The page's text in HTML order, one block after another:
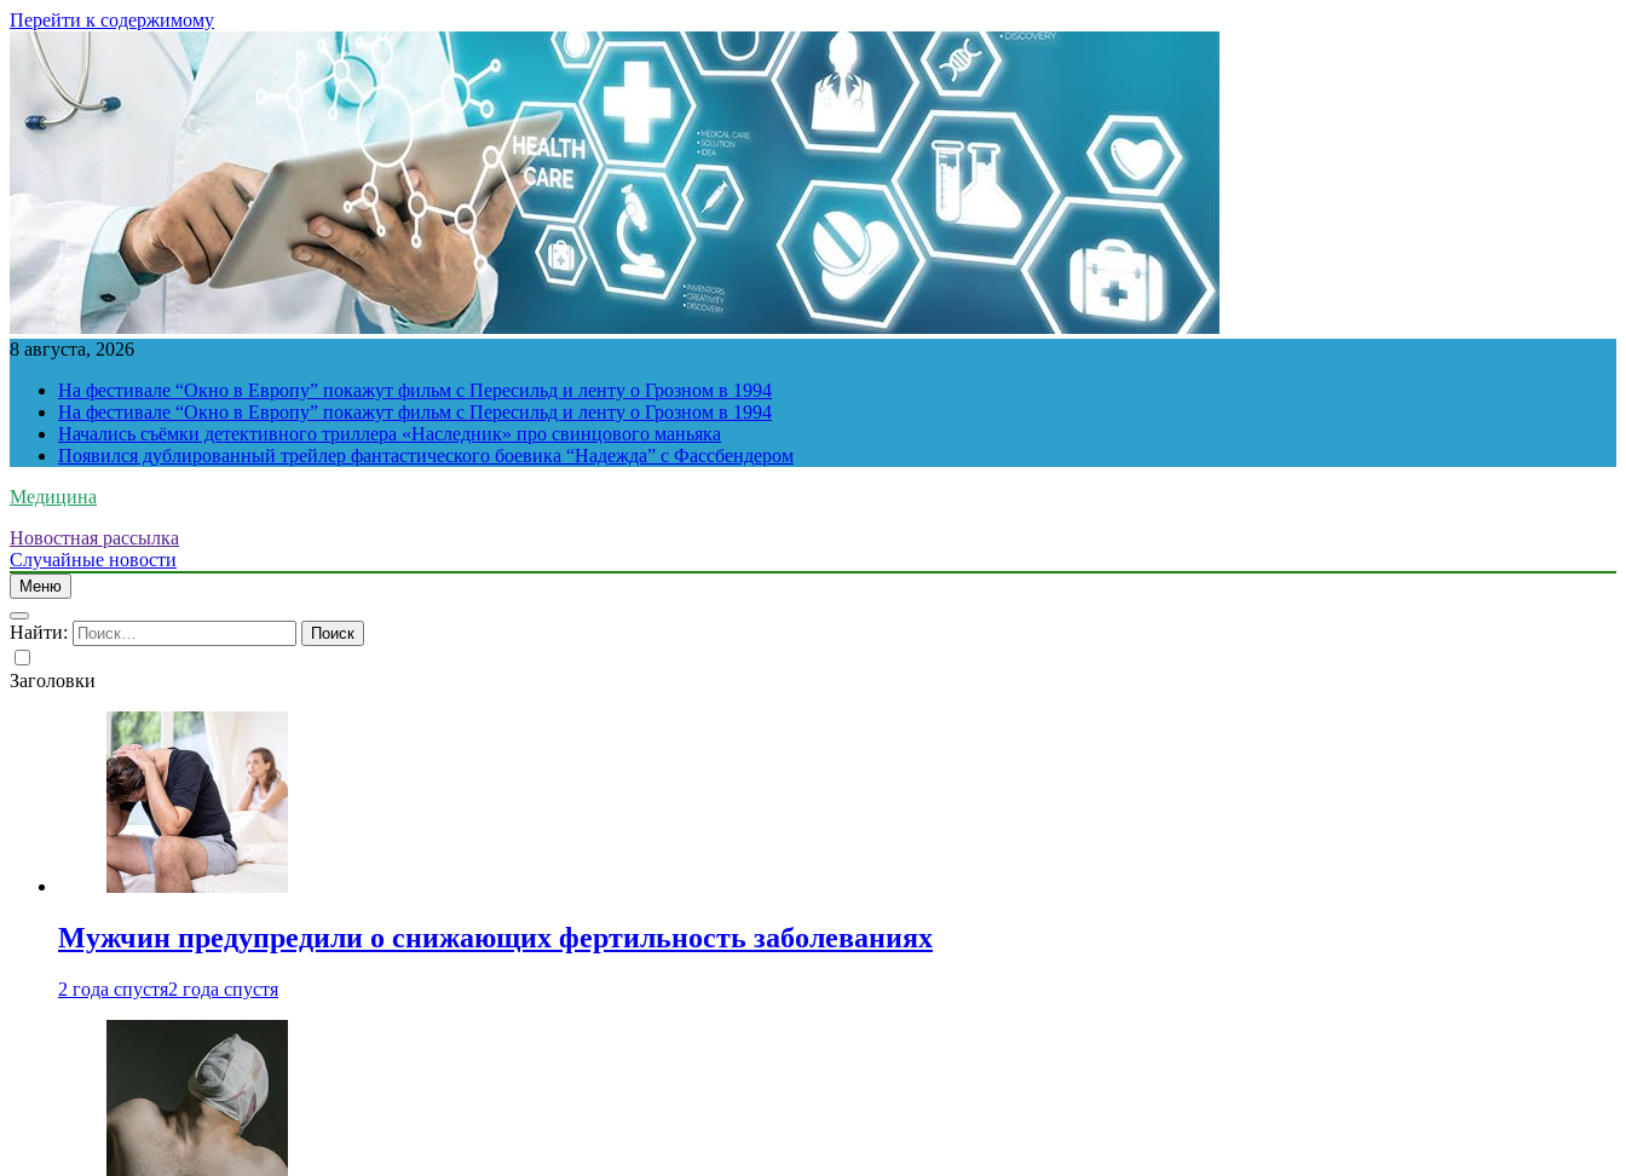
Перейти к содержимому
8 августа, 2026
На фестивале “Окно в Европу” покажут фильм с Пересильд и ленту о Грозном в 1994
На фестивале “Окно в Европу” покажут фильм с Пересильд и ленту о Грозном в 1994
Начались съёмки детективного триллера «Наследник» про свинцового маньяка
Появился дублированный трейлер фантастического боевика “Надежда” с Фассбендером
Медицина
Новостная рассылка
Случайные новости
Меню
Найти:
Заголовки
Мужчин предупредили о снижающих фертильность заболеваниях
2 года спустя2 года спустя